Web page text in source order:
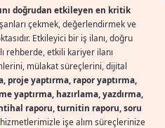
doğrudan etkileyen en kritik
çekmek, değerlendirmek ve
Etkileyici bir iş ilanı, doğru
rehberde, etkili kariyer ilanı
mülakat süreçlerini, dijital
proje yaptırma, rapor yaptırma,
yaptırma, hazırlama, yazdırma,
raporu, turnitin raporu, soru
işe alım süreçlerinize